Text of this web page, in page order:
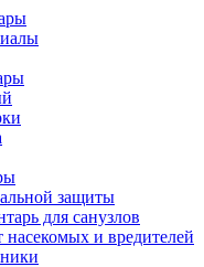
защиты
для санузлов
и вредителей